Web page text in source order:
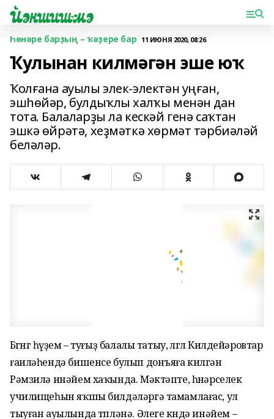
Һөнәре барҙың – ҡәҙере бар 11 ИЮНЯ 2020, 08:26
Ҡулынан килмәгән эше юҡ
Ҡолғана ауылы элек-электән уңған,
эшһөйәр, булдыҡлы халҡы менән дан
тота. Балаларҙы ла кескәй генә саҡтан
эшкә өйрәтә, хеҙмәткә хөрмәт тәрбиәләй
беләләр.
Бөгөнгө һүҙем – туғыҙ балалы татыу, өлгөлө Килдейәровтар
ғаиләһендә бишенсе булып донъяға килгән
Рәмзилә инәйем хаҡында. Мәктәпте, һөнәрселек
училищеһын яҡшы билдәләргә тамамлағас, ул
тыуған ауылында төпләнә. Әлеге көндә инәйем –